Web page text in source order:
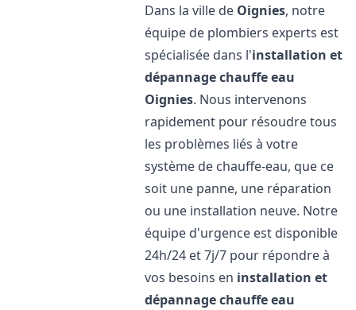
Dans la ville de Oignies, notre
équipe de plombiers experts est
spécialisée dans l'installation et
dépannage chauffe eau
Oignies. Nous intervenons
rapidement pour résoudre tous
les problèmes liés à votre
système de chauffe-eau, que ce
soit une panne, une réparation
ou une installation neuve. Notre
équipe d'urgence est disponible
24h/24 et 7j/7 pour répondre à
vos besoins en installation et
dépannage chauffe eau